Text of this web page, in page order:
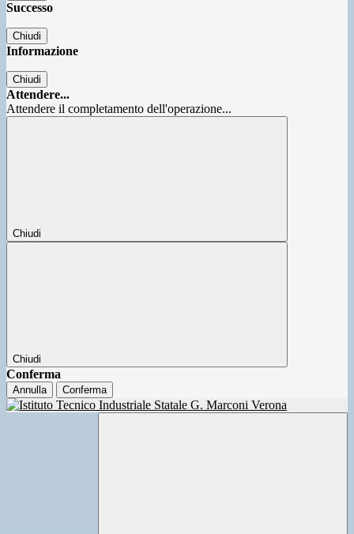
Successo
Chiudi
Informazione
Chiudi
Attendere...
Attendere il completamento dell'operazione...
Chiudi
Chiudi
Conferma
Annulla Conferma